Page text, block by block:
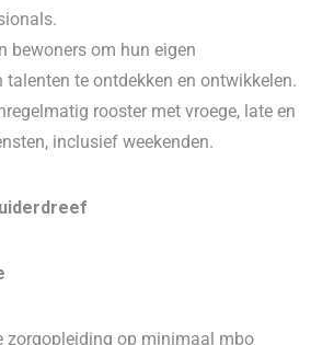
bewoners om hun eigen
talenten te ontdekken en ontwikkelen.
rooster met vroege, late en
inclusief weekenden.
zorgopleiding op minimaal mbo